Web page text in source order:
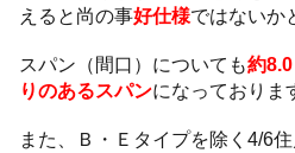
えると尚の事好仕様ではないか
スパン（間口）についても約
りのあるスパンになっておりま
また、Ｂ・Ｅタイプを除く4/6